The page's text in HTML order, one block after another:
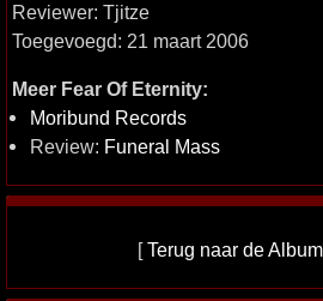
Reviewer: Tjitze
Toegevoegd: 21 maart 2006
Meer Fear Of Eternity:
Moribund Records
Review: Funeral Mass
[Terug naar de